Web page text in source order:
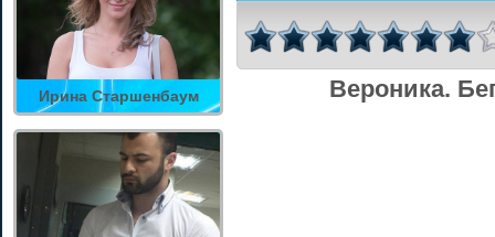
Ирина Старшенбаум Вероника.